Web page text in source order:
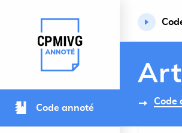
Retour à l’accueil du site
Code annoté
Code